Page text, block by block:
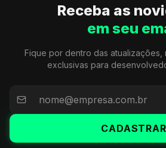
Receba as
em seu
Fique por dentro das atualizações,
exclusivas para
CADASTRAR